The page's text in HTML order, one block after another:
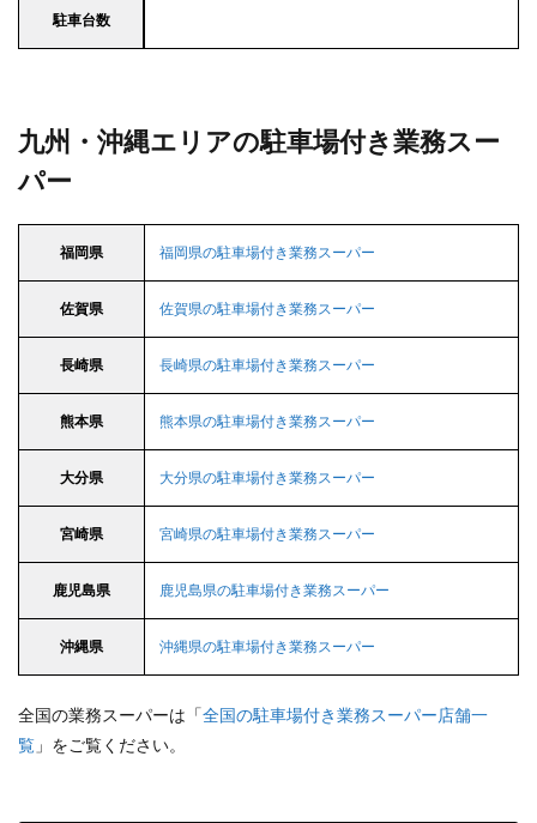
駐車台数
九州・沖縄エリアの駐車場付き業務スー
パー
福岡県 福岡県の駐車場付き業務スーパー
佐賀県 佐賀県の駐車場付き業務スーパー
長崎県 長崎県の駐車場付き業務スーパー
熊本県 熊本県の駐車場付き業務スーパー
大分県 大分県の駐車場付き業務スーパー
宮崎県 宮崎県の駐車場付き業務スーパー
鹿児島県 鹿児島県の駐車場付き業務スーパー
沖縄県 沖縄県の駐車場付き業務スーパー
全国の業務スーパーは「全国の駐車場付き業務スーパー店舗一
覧 」をご覧ください。